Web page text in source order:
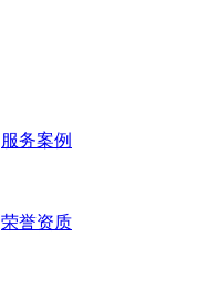
服务案例
荣誉资质